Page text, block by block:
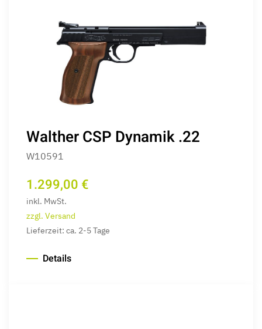
Walther CSP Dynamik .22
W10591
1.299,00 €
inkl. MwSt.
zzgl. Versand
Lieferzeit: ca. 2-5 Tage
Details